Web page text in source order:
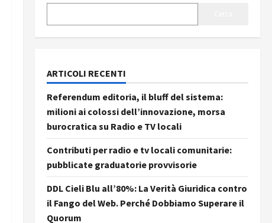
ARTICOLI RECENTI
Referendum editoria, il bluff del sistema:
milioni ai colossi dell’innovazione, morsa
burocratica su Radio e TV locali
Contributi per radio e tv locali comunitarie:
pubblicate graduatorie provvisorie
DDL Cieli Blu all’80%: La Verità Giuridica contro
il Fango del Web. Perché Dobbiamo Superare il
Quorum